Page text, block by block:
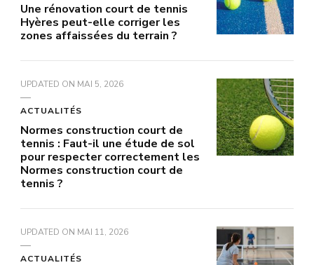
Une rénovation court de tennis
Hyères peut-elle corriger les
zones affaissées du terrain ?
UPDATED ON MAI 5, 2026
ACTUALITÉS
Normes construction court de
tennis : Faut-il une étude de sol
pour respecter correctement les
Normes construction court de
tennis ?
UPDATED ON MAI 11, 2026
ACTUALITÉS